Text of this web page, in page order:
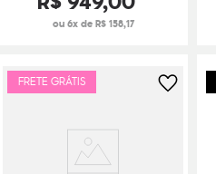
ou 6x de R$ 158,17
FRETE GRÁTIS